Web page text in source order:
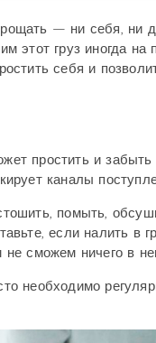
— ни себя,
этот груз иногда на
себя и
простить и
каналы
помыть,
если налить в
сможем ничего в
необходимо